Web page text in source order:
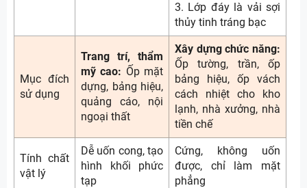
3. Lớp đáy là vải sợi
thủy tinh tráng bạc
Mục đích
sử dụng
Trang trí, thẩm
mỹ cao: Ốp mặt
dựng, bảng hiệu,
quảng cáo, nội
ngoại thất
Xây dựng chức năng:
Ốp tường, trần, ốp
bảng hiệu, ốp vách
cách nhiệt cho kho
lạnh, nhà xưởng, nhà
tiền chế
Tính chất
vật lý
Dễ uốn cong, tạo
hình khối phức
tạp
Cứng, không uốn
được, chỉ làm mặt
phẳng